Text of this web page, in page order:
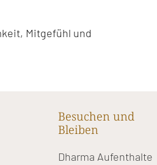
Mitgefühl und
Besuchen und
Bleiben
Dharma Aufenthalte